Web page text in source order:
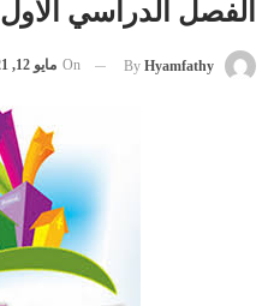
الفصل الدراسي الاول 1443 هـ
By Hyamfathy
On مايو 12, 2021